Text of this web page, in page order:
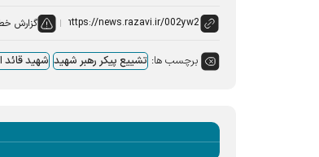
گزارش
برچسب ها: تشییع پیکر رهبر شهید شهید قائد